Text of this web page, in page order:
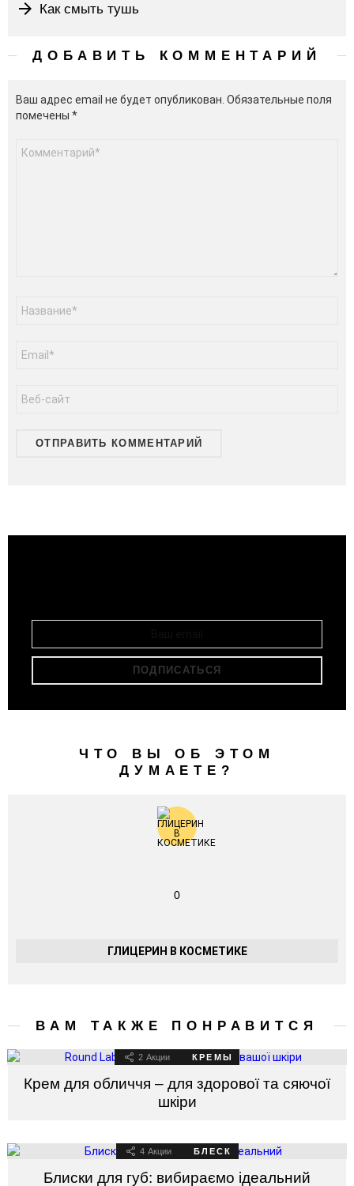
Как смыть тушь
ДОБАВИТЬ КОММЕНТАРИЙ
Ваш адрес email не будет опубликован. Обязательные поля
помечены *
ЧТО ВЫ ОБ ЭТОМ
ДУМАЕТЕ?
0
ГЛИЦЕРИН В КОСМЕТИКЕ
ВАМ ТАКЖЕ ПОНРАВИТСЯ
2 Акции КРЕМЫ
Крем для обличчя – для здорової та сяючої
шкіри
4 Акции БЛЕСК
Блиски для губ: вибираємо ідеальний